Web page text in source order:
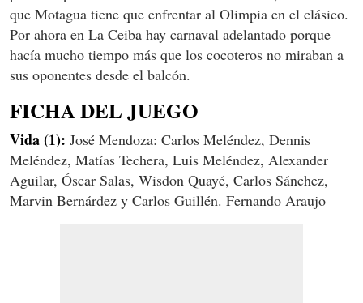
que Motagua tiene que enfrentar al Olimpia en el clásico.
Por ahora en La Ceiba hay carnaval adelantado porque
hacía mucho tiempo más que los cocoteros no miraban a
sus oponentes desde el balcón.
FICHA DEL JUEGO
Vida (1): José Mendoza: Carlos Meléndez, Dennis
Meléndez, Matías Techera, Luis Meléndez, Alexander
Aguilar, Óscar Salas, Wisdon Quayé, Carlos Sánchez,
Marvin Bernárdez y Carlos Guillén. Fernando Araujo